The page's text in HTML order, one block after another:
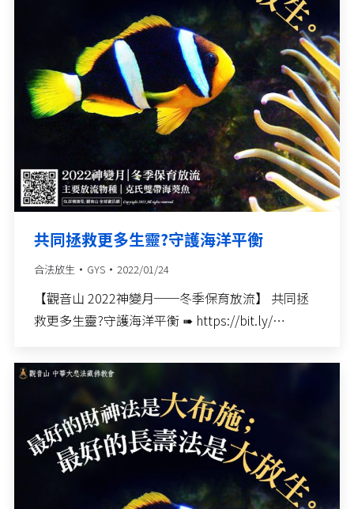
共同拯救更多生靈?守護海洋平衡
合法放生 GYS 2022/01/24
【觀音山 2022神變月──冬季保育放流】 共同拯
救更多生靈?守護海洋平衡 ➠ https://bit.ly/…